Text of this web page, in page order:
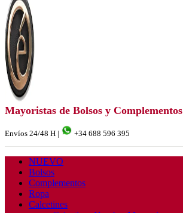
Mayoristas de Bolsos y Complementos
Envíos 24/48 H | +34 688 596 395
NUEVO
Bolsos
Complementos
Ropa
Calcetines